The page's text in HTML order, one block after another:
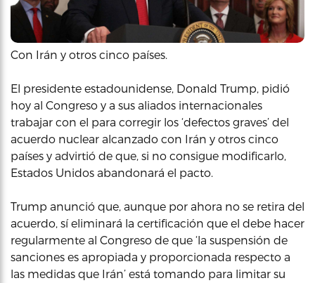
Con Irán y otros cinco países.
El presidente estadounidense, Donald Trump, pidió
hoy al Congreso y a sus aliados internacionales
trabajar con el para corregir los ‘defectos graves’ del
acuerdo nuclear alcanzado con Irán y otros cinco
países y advirtió de que, si no consigue modificarlo,
Estados Unidos abandonará el pacto.
Trump anunció que, aunque por ahora no se retira del
acuerdo, sí eliminará la certificación que el debe hacer
regularmente al Congreso de que ‘la suspensión de
sanciones es apropiada y proporcionada respecto a
las medidas que Irán’ está tomando para limitar su